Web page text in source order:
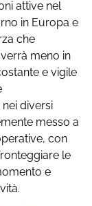
attive nel
in Europa e
che
meno in
e vigile
diversi
messo a
con
le
e